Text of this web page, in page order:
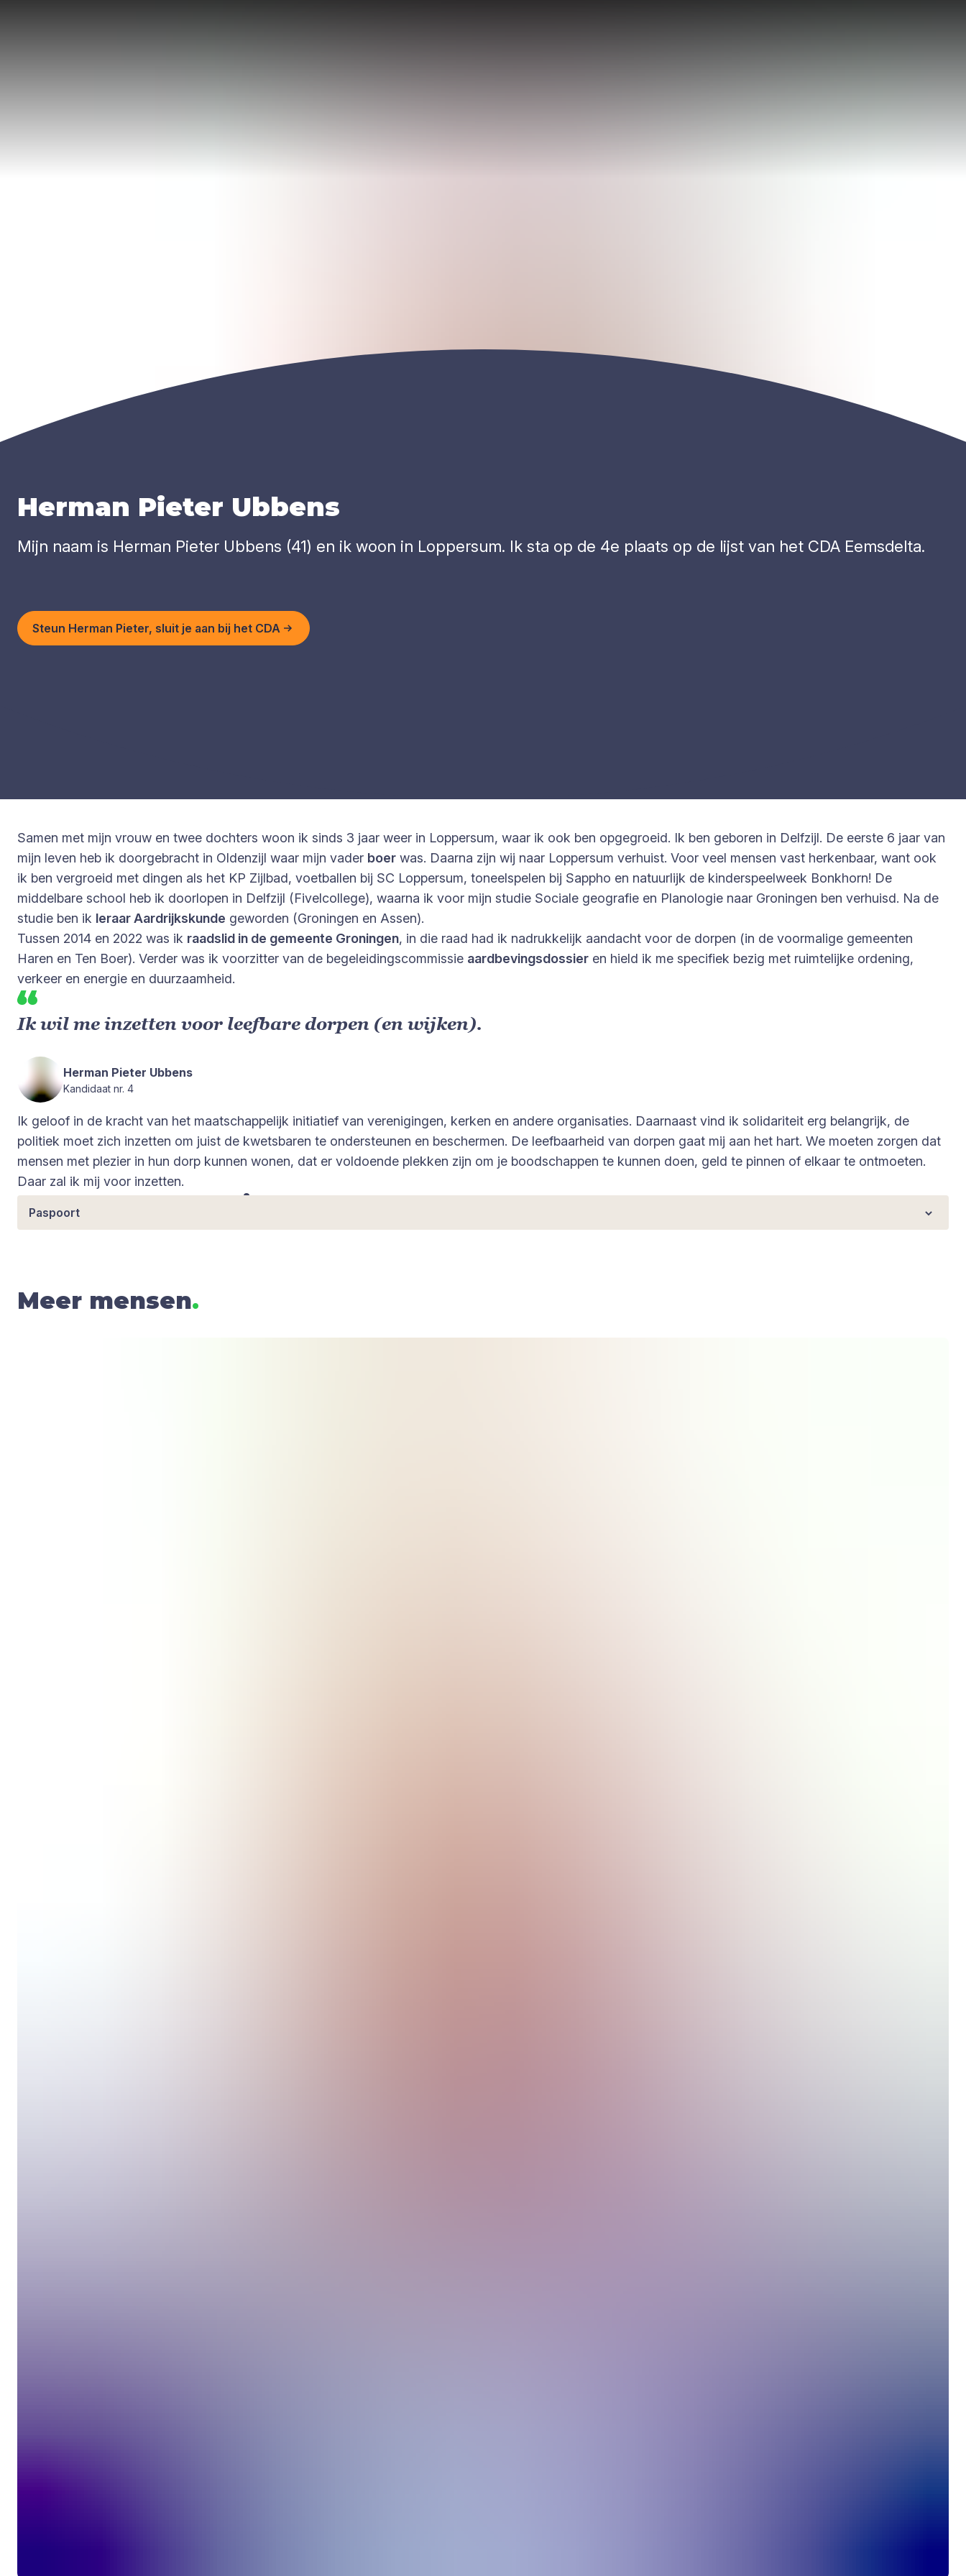
Herman Pieter Ubbens
Mijn naam is Herman Pieter Ubbens (41) en ik woon in Loppersum. Ik sta op de 4e plaats op de lijst van het CDA Eemsdelta.
Steun Herman Pieter, sluit je aan bij het CDA
Samen met mijn vrouw en twee dochters woon ik sinds 3 jaar weer in Loppersum, waar ik ook ben opgegroeid. Ik ben geboren in Delfzijl. De eerste 6 jaar van
mijn leven heb ik doorgebracht in Oldenzijl waar mijn vader boer was. Daarna zijn wij naar Loppersum verhuist. Voor veel mensen vast herkenbaar, want ook
ik ben vergroeid met dingen als het KP Zijlbad, voetballen bij SC Loppersum, toneelspelen bij Sappho en natuurlijk de kinderspeelweek Bonkhorn! De
middelbare school heb ik doorlopen in Delfzijl (Fivelcollege), waarna ik voor mijn studie Sociale geografie en Planologie naar Groningen ben verhuisd. Na de
studie ben ik leraar Aardrijkskunde geworden (Groningen en Assen).
Tussen 2014 en 2022 was ik raadslid in de gemeente Groningen, in die raad had ik nadrukkelijk aandacht voor de dorpen (in de voormalige gemeenten
Haren en Ten Boer). Verder was ik voorzitter van de begeleidingscommissie aardbevingsdossier en hield ik me specifiek bezig met ruimtelijke ordening,
verkeer en energie en duurzaamheid.
Ik wil me inzetten voor leefbare dorpen (en wijken).
Herman Pieter Ubbens
Kandidaat nr. 4
Ik geloof in de kracht van het maatschappelijk initiatief van verenigingen, kerken en andere organisaties. Daarnaast vind ik solidariteit erg belangrijk, de
politiek moet zich inzetten om juist de kwetsbaren te ondersteunen en beschermen. De leefbaarheid van dorpen gaat mij aan het hart. We moeten zorgen dat
mensen met plezier in hun dorp kunnen wonen, dat er voldoende plekken zijn om je boodschappen te kunnen doen, geld te pinnen of elkaar te ontmoeten.
Daar zal ik mij voor inzetten.
Meer over Herman Pieter
Paspoort
Meer mensen.